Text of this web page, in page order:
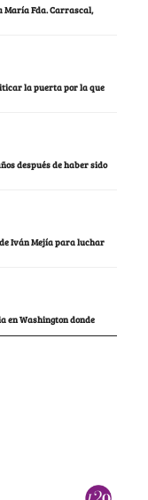
María Fda. Carrascal,
la puerta por la que
después de haber sido
Iván Mejía para luchar
en Washington donde